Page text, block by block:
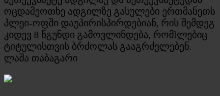
ოცდამეოთხე ადგილზე გასულები ერთმანეთს
პლეი-ოფში დაუპირისპირდებიან, რის შემდეგ
კიდევ 8 ნგუნდი გამოვლინდება, რომlლებიც
ტიტულისთვის ბრძოლას გააგრძელებენ.
ლაშა თაბაგარი